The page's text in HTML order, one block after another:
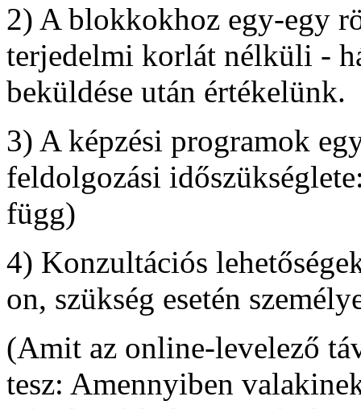
2) A blokkokhoz egy-egy
terjedelmi korlát nélküli -
beküldése után értékelünk.
3) A képzési programok
feldolgozási
függ)
4) Konzultációs
on, szükség esetén
(Amit az online-levelező
tesz: Amennyiben